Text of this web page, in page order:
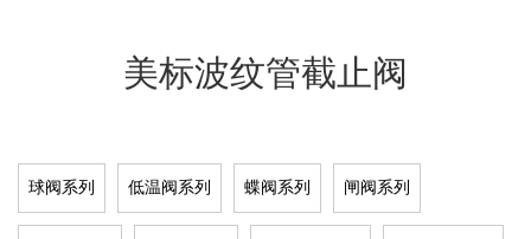
美标波纹管截止阀
球阀系列 低温阀系列 蝶阀系列 闸阀系列